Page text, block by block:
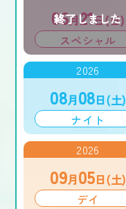
06月21日(日)
スペシャル
2026
08月08日(土)
ナイト
2026
09月05日(土)
デイ